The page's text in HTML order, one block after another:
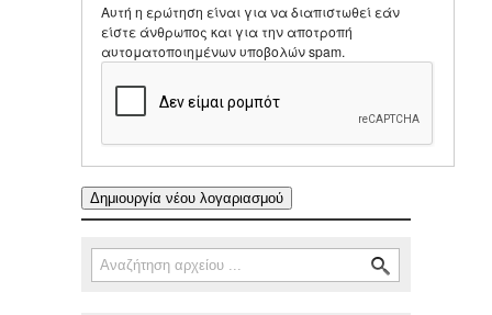
Αυτή η ερώτηση είναι για να διαπιστωθεί εάν
είστε άνθρωπος και για την αποτροπή
αυτοματοποιημένων υποβολών spam.
Φόρμα αναζήτησης
Αναζήτηση